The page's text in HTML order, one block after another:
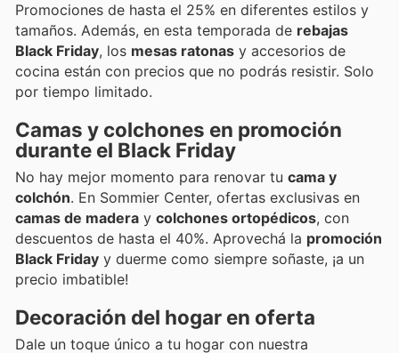
Promociones de hasta el 25% en diferentes estilos y
tamaños. Además, en esta temporada de rebajas
Black Friday, los mesas ratonas y accesorios de
cocina están con precios que no podrás resistir. Solo
por tiempo limitado.
Camas y colchones en promoción
durante el Black Friday
No hay mejor momento para renovar tu cama y
colchón. En Sommier Center, ofertas exclusivas en
camas de madera y colchones ortopédicos, con
descuentos de hasta el 40%. Aprovechá la promoción
Black Friday y duerme como siempre soñaste, ¡a un
precio imbatible!
Decoración del hogar en oferta
Dale un toque único a tu hogar con nuestra